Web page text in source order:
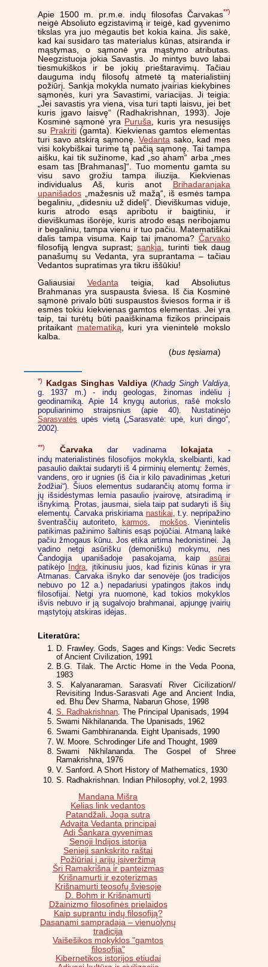
Apie 1500 m. pr.m.e. indų filosofas Čarvakas**)
neigė Absoliuto egzistavimą ir teigė, kad gyvenimo
tikslas yra juo mėgautis bet kokia kaina. Jis sakė,
kad kai susidaro tas materialus kūnas, atsiranda ir
mąstymas, o sąmonė yra mąstymo atributas.
Neegzistuoja jokia Savastis. Jo mintys buvo labai
tiesmukiškos ir be jokių prieštaravimų. Tačiau
dauguma indų filosofų atmetė tą materialistiinį
požiūrį. Sankja mokykla numato įvairias kiekybines
sąmonės, kuri yra Savastimi, variacijas. Ji teigia:
„Jei savastis yra viena, visa turi tapti laisvu, jei bet
kuris įgavo laisvę“ (Radhakrishnan, 1993). Joje
Kosminė sąmonė yra Puruša, kuris yra nesusijęs
su Prakriti(gamta). Kiekvienas gamtos elementas
turi savo atskirą sąmonę.Vedanta sako, kad mes
visi kokybiškai turime tą pačią sąmonę. Tai tampa
aišku, kai tik sužinome, kad „so aham“ arba „mes
esam tas [Brahmanas]“. Tuo momentu gamta su
visu savo grožiu tampa iliuzija. Kiekvienas
individualus Aš, kuris anot
Brihadaranjaka
upanišados „mažesnis už mažą“, iš esmės tampa
begaliniu, „didesniu už didelį“. Dieviškumas viduje,
kuris atrodo esąs apribotu ir baigtiniu, ir
dieviškumas išorėje, kuris atrodo esąs neribojamu
ir begaliniu, tampa vienu ir tuo pačiu. Matematiškai
dalis tampa visuma. Kaip tai įmanoma? Čarvako
filosofiją lengva suprast; sankja, turinti tiek daug
panašumų su Vedanta, yra suprantama – tačiau
Vedantos supratimas yra tikru iššūkiu!
Galiausiai Vedanta teigia, kad Absoliutus
Brahmanas yra suspausta šviesa. Iš čia Kosminė
sąmonė privalo būti suspaustos šviesos forma ir iš
esmės tokiu kiekvienas gamtos elementas. Jei yra
taip, tai turėtų būti paaiškinama fizikos principais
pritaikant matematiką , kuri yra vienintelė mokslo
kalba.
(bus tęsiama)
*) Kadgas Singhas Valdiya (Khadg Singh Valdiya
g. 1937 m.) - indų geologas, žinomas indėliu į
geodinamiką. Apie 14 knygų autorius, rašė mokslo
populiarinimo straipsnius (apie 40). Nustatinėjo
Sarasvatės upės vietą („Sarasvatė: upė, kuri dingo“,
2002).
**) Čarvakadar vadinama lokajata -
indų materialistinės filosofijos mokykla, skelbianti, kad
pasaulio daiktai sudaryti iš 4 pirminių elementų: žemės,
vandens, oro ir ugnies (iš čia ir kilo pavadinimas „keturi
žodžiai“). Šiuos elementus sudarančių atomų forma ir
jų išsidėstymas lemia pasaulio įvairovę, atsiradimą ir
išnykimą. Protas, jausmai, siela taip pat sudaryti iš šių
elementų. Čarvaka priskiriama nastikai , t.y. nepripažino
šventraščių autoriteto, karmos mokšos . Vienintelis
patikimas pažinimo šaltinis esąs pojūčiai. Atmaną laikė
pačiu žmogaus kūnu. Jos etika artima hedonistinei. Ją
vadino netgi asūrišku (demonišku) mokymu, nes
Čandogija upanišadoje pasakojama, kaip asūrai
patikėjo Indra , įtikinusiu juos, kad fizinis kūnas ir yra
Atmanas. Čarvaka išnyko dar senovėje (jos tradicijos
nebuvo po 12 a.) nepadariusi ypatingos įtakos indų
filosofijai. Netgi yra nuomonė, kad tokios mokyklos
išvis nebuvo ir ją sugalvojo brahmanai, apjungę įvairių
mąstytojų atskiras idėjas.
Literatūra:
D. Frawley. Gods, Sages and Kings: Vedic Secrets
of Ancient Civilization, 1991
B.G. Tilak. The Arctic Home in the Veda Poona,
1983
S. Kalyanaraman. Sarasvati River Cicilization//
Revisiting Indus-Sarasvati Age and Ancient India,
ed. Bhu Dev Sharma, Nabarun Ghose, 1998
S. Radhakrishnan . The Principal Upanisads, 1994
Swami Nikhilananda. The Upanisads, 1962
Swami Gambhirananda. Eight Upanisads, 1990
W. Moore. Schrodinger Life and Thought, 1989
Swami Nikhilananda. The Gospel of Shree
Ramakrishna, 1976
V. Sanford. A Short History of Mathematics, 1930
S. Radhakrishnan. Indian Philosophy, vol.2, 1993
Mandana Mišra
Kelias link vedantos
Patandžali. Joga sutra
Advaita Vedanta principai
Adi Šankara gyvenimas
Senoji Indijos istorija
Senieji sankskrito raštai
Požiūriai į arijų įsiveržimą
Šri Ramakrišna ir panteizmas
Krišnamurti ir ezoterizmas
Krišnamurti teosofų šviesoje
D. Bohm ir Krišnamurti
Džainizmo filosofinės prielaidos
Kaip suprantu indų filosofiją?
Dasanami sampradaja – vienuolynų
tradicija
Vaišešikos mokyklos "gamtos
filosofija"
Kibernetikos istorijos etiudai